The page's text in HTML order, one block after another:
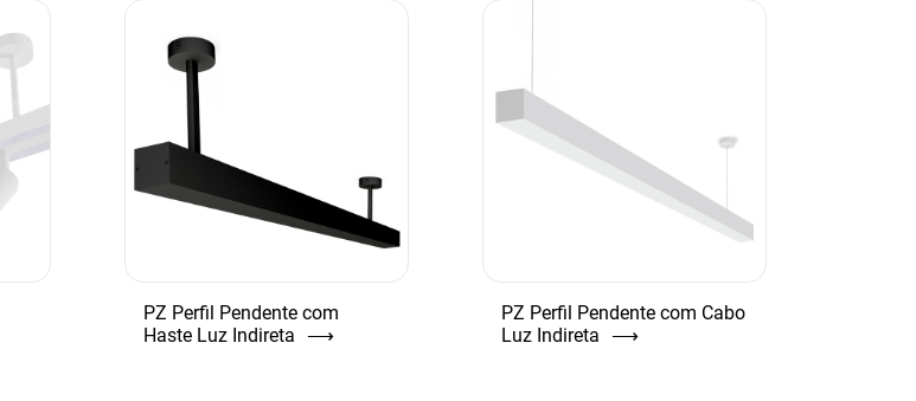
PZ Perfil Pendente com
Haste Luz Indireta
⟶
PZ Perfil Pendente com Cabo
Luz Indireta
⟶